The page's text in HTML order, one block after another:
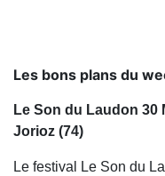
Les bons plans du
Le Son du Laudon 30
Jorioz (74)
Le festival Le Son du